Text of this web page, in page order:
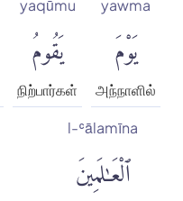
yawma
يَوْمَ
அந்நாளில்
yaqūmu
يَقُومُ
நிற்பார்கள்
l-ʿālamīna
ٱلْعَٰلَمِينَ